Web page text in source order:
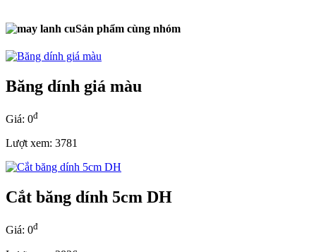
Sản phẩm cùng nhóm
Băng dính giá màu
Giá: 0đ
Lượt xem: 3781
Cắt băng dính 5cm DH
Giá: 0đ